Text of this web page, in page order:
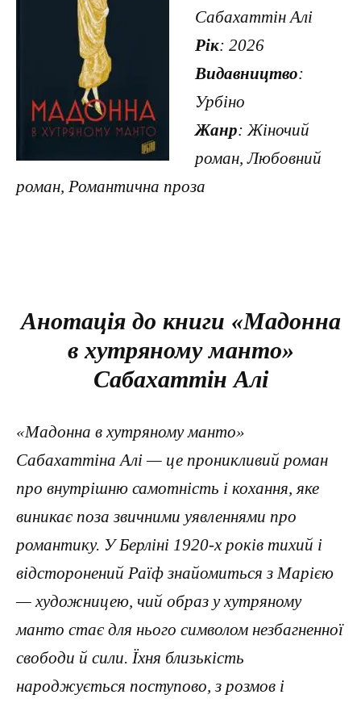
Сабахаттін Алі
Рік: 2026
Видавництво:
Урбіно
Жанр: Жіночий
роман, Любовний
роман, Романтична проза
Анотація до книги «Мадонна
в хутряному манто»
Сабахаттін Алі
«Мадонна в хутряному манто»
Сабахаттіна Алі — це проникливий роман
про внутрішню самотність і кохання, яке
виникає поза звичними уявленнями про
романтику. У Берліні 1920-х років тихий і
відсторонений Раїф знайомиться з Марією
— художницею, чий образ у хутряному
манто стає для нього символом незбагненної
свободи й сили. Їхня близькість
народжується поступово, з розмов і